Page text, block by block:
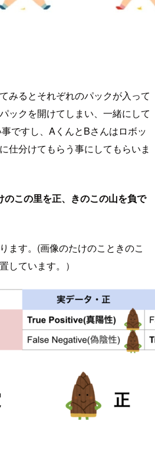
みるとそれぞれのパックが入って
ックを開けてしまい、一緒にして
ですし、AくんとBさんはロボッ
仕分けてもらう事にしてもらいま
のこの里を正、きのこの山を負で
ます。(画像のたけのこときのこ
しています。）